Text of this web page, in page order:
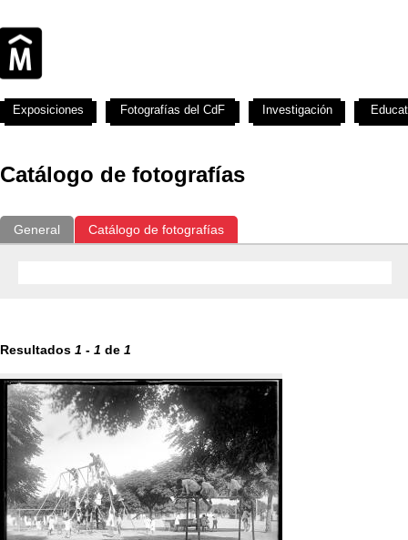
Catálogo de fotografías
General Catálogo de fotografías
Resultados 1 - 1 de 1
Exposiciones Fotografías del CdF Investigación